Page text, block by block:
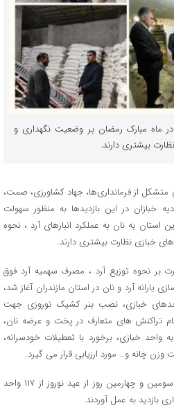
ماه مبارک رمضان بر وضعیت نگهداری و
بیشتری دارند.
از فرمانداری‌ها، جهاد کشاورزی، صمت،
خبازان در این بازدیدها به منظور سهولت
استان به نان به عملکرد انبارهای آرد ، نحوه
خبازی نظارت بیشتری دارند.
بر نحوه توزیع آرد ، مصرف سهمیه آرد فوق
یارانه آرد و نان در استان مازندران آغاز شد،
خبازی، نصب بنر کشیک نوروزی جهت
تراکنش های متعارف در پخت و عرضه نان،
خبازی، برخورد با تعطیلات خودسرانه،
چانه و… مورد ارزیابی قرار می گیرد.
بنابر این گزارش تیم های نظارتی در سومین و چهارمین روز از عید نوروز از ۱۱۷ واحد
بازدید به عمل آوردند.